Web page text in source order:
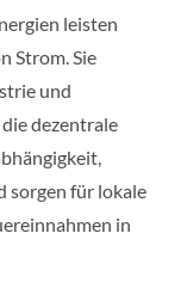
leisten
Strom. Sie
und
dezentrale
sorgen für lokale
in